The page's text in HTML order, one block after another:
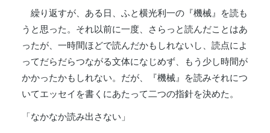
繰り返すが、ある日、ふと横光利一の『機械』を読も
うと思った。それ以前に一度、さらっと読んだことはあ
ったが、一時間ほどで読んだかもしれないし、読点によ
ってだらだらつながる文体になじめず、もう少し時間が
かかったかもしれない。だが、『機械』を読みそれにつ
いてエッセイを書くにあたって二つの指針を決めた。
「なかなか読み出さない」